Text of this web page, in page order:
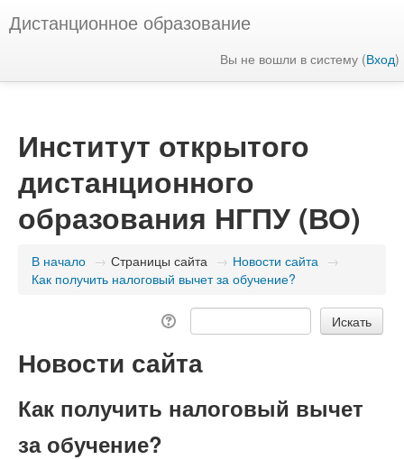
Дистанционное образование
Вы не вошли в систему (Вход)
Институт открытого
дистанционного
образования НГПУ (ВО)
В начало → Страницы сайта → Новости сайта →
Как получить налоговый вычет за обучение?
Новости сайта
Как получить налоговый вычет
за обучение?